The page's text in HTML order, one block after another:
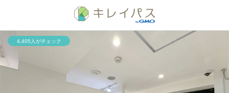
4,405人がチェック